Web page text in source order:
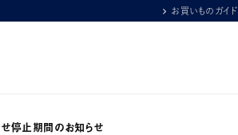
お買いものガイド
停止期間のお知らせ